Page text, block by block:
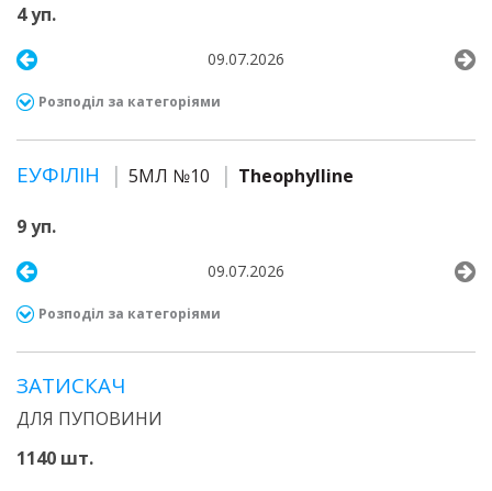
4 уп.
09.07.2026
Розподіл за категоріями
ЕУФІЛІН 5МЛ №10 Theophylline
9 уп.
09.07.2026
Розподіл за категоріями
ЗАТИСКАЧ
ДЛЯ ПУПОВИНИ
1140 шт.